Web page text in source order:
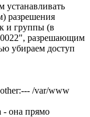
разрешения
и группы (в
0022", разрешающим
убираем доступ
/var/www
она прямо